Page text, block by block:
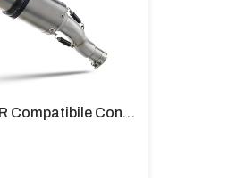
Scarico GPR Compatibile Con Bmw G 310 R 2017-2021 - M3 Titanium Natural